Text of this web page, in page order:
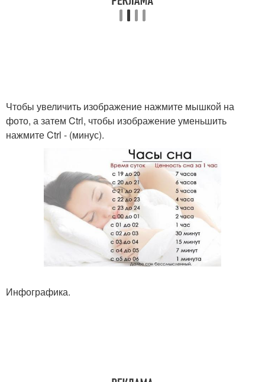
Чтобы увеличить изображение нажмите мышкой на
фото, а затем Ctrl, чтобы изображение уменьшить
нажмите Ctrl - (минус).
Инфографика.